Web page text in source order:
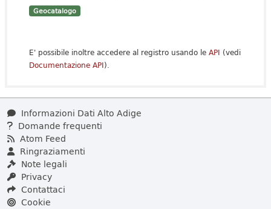
Geocatalogo
E' possibile inoltre accedere al registro usando le API (vedi
Documentazione API).
Informazioni Dati Alto Adige
Domande frequenti
Atom Feed
Ringraziamenti
Note legali
Privacy
Contattaci
Cookie